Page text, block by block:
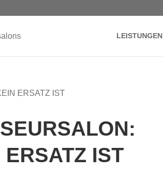
LEISTUNGEN
IST